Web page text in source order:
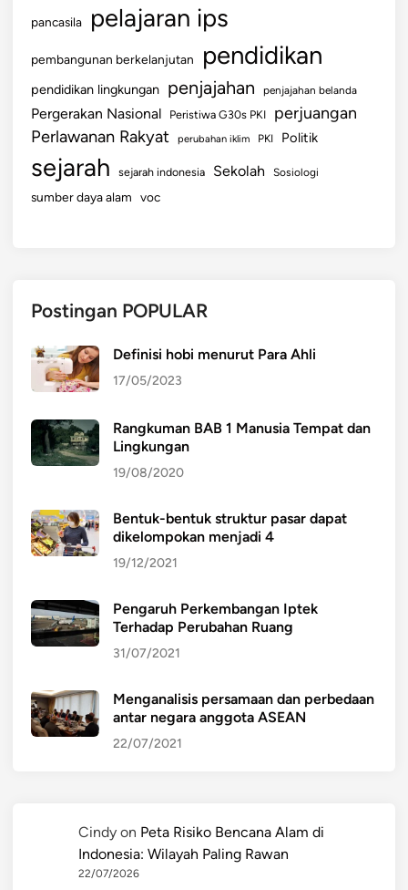
d
a
pancasila pelajaran ips
pembangunan berkelanjutan pendidikan
pendidikan lingkungan penjajahan penjajahan belanda
Pergerakan Nasional Peristiwa G30s PKI perjuangan
Perlawanan Rakyat perubahan iklim PKI Politik
sejarah sejarah indonesia Sekolah Sosiologi
sumber daya alam voc
Postingan POPULAR
Definisi hobi menurut Para Ahli
17/05/2023
Rangkuman BAB 1 Manusia Tempat dan
Lingkungan
19/08/2020
Bentuk-bentuk struktur pasar dapat
dikelompokan menjadi 4
19/12/2021
Pengaruh Perkembangan Iptek
Terhadap Perubahan Ruang
31/07/2021
Menganalisis persamaan dan perbedaan
antar negara anggota ASEAN
22/07/2021
Cindy on Peta Risiko Bencana Alam di
Indonesia: Wilayah Paling Rawan
22/07/2026